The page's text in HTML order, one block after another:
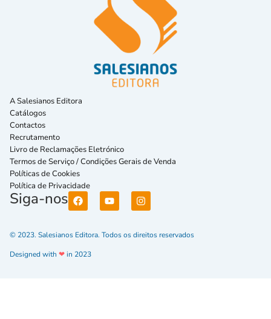
A Salesianos Editora
Catálogos
Contactos
Recrutamento
Livro de Reclamações Eletrónico
Termos de Serviço / Condições Gerais de Venda
Políticas de Cookies
Política de Privacidade
Siga-nos
© 2023. Salesianos Editora. Todos os direitos reservados
Designed with ❤in 2023